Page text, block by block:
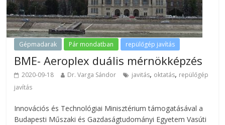
Gépmadarak Pár mondatban repülőgép javítás
BME- Aeroplex duális mérnökképzés
2020-09-18 Dr. Varga Sándor javitás, oktatás, repülőgép
javítás
Innovációs és Technológiai Minisztérium támogatásával a
Budapesti Műszaki és Gazdaságtudományi Egyetem Vasúti